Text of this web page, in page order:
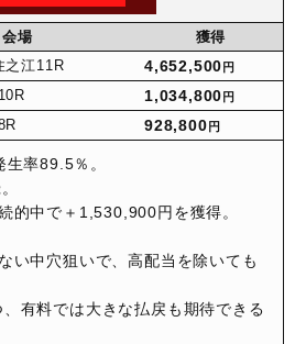
会場
獲得
江11R 4,652,500 円
1,034,800 円
928,800 円
率89.5％。
的中で＋1,530,900円を獲得。
い中穴狙いで、高配当を除いても
有料では大きな払戻も期待できる